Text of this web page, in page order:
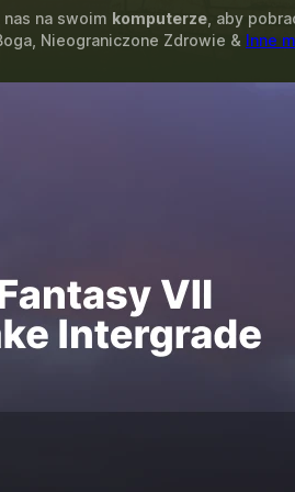
na swoim komputerze, aby
Nieograniczone Zdrowie & Inne